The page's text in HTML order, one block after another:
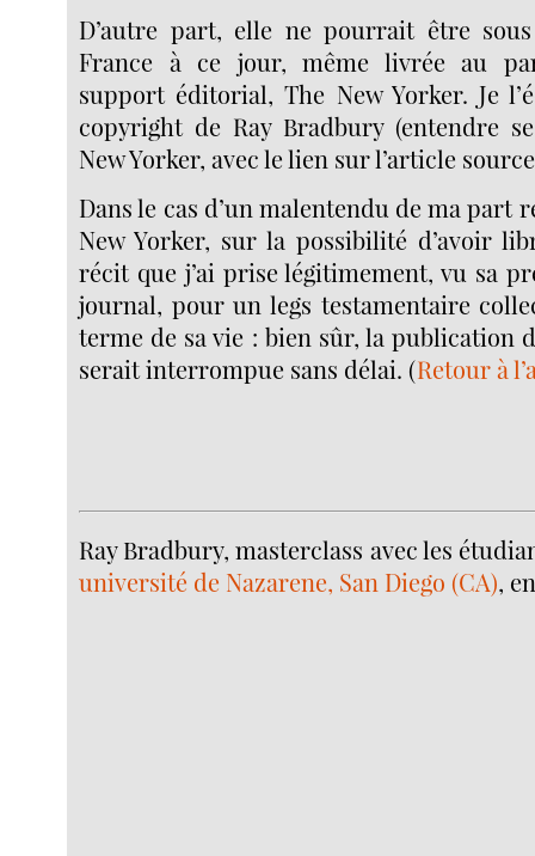
D’autre part, elle ne pourrait être
France à ce jour, même livrée au
support éditorial, The New Yorker. Je
copyright de Ray Bradbury (entendre
New Yorker, avec le lien sur l’article
Dans le cas d’un malentendu de ma part
New Yorker, sur la possibilité d’avoir
récit que j’ai prise légitimement, vu sa
journal, pour un legs testamentaire
terme de sa vie : bien sûr, la publication
serait interrompue sans délai. (Retour à
Ray Bradbury, masterclass avec les
université de Nazarene, San Diego (CA),